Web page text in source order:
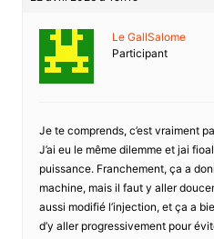
Le GallSalome
Participant
Je te comprends, c’est vraiment
J’ai eu le même dilemme et jai
puissance. Franchement, ça a
machine, mais il faut y aller
aussi modifié l’injection, et ça a
d’y aller progressivement pour